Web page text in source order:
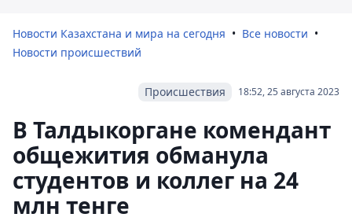
Новости Казахстана и мира на сегодня
Все новости
Новости происшествий
18:52, 25 августа 2023
Происшествия
В Талдыкоргане комендант
общежития обманула
студентов и коллег на 24
млн тенге